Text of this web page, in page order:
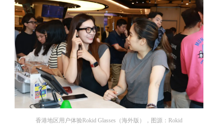
香港地区用户体验Rokid Glasses（海外版），图源：Rokid